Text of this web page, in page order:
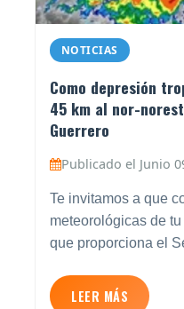
NOTICIAS
Como depresión
45 km al nor-
Guerrero
Publicado el Junio
Te invitamos a que
meteorológicas de
que proporciona el
LEER MÁS